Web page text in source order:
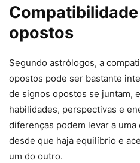
opostos
Segundo astrólogos, a
opostos pode ser bastante
de signos opostos se juntam,
habilidades, perspectivas e
diferenças podem levar a
desde que haja equilíbrio e
um do outro.